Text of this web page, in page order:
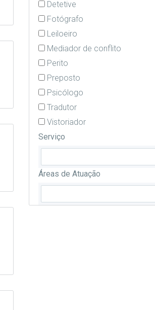
Detetive
Fotógrafo
Leiloeiro
Mediador de conflito
Perito
Preposto
Psicólogo
Tradutor
Vistoriador
Serviço
Áreas de Atuação